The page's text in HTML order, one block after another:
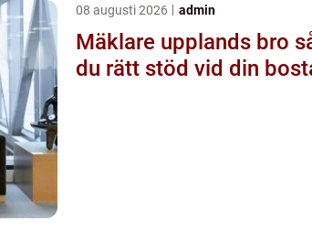
08 augusti 2026 admin
Mäklare upplands bro så hittar
du rätt stöd vid din